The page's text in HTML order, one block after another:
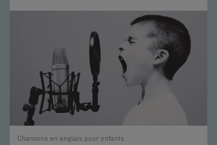
Chansons en anglais pour enfants